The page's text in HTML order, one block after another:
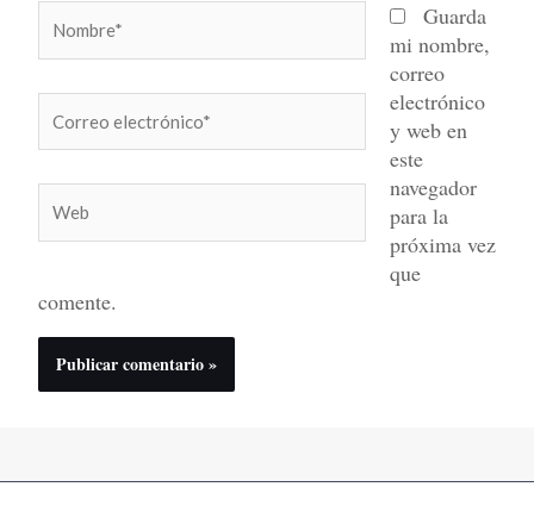
electrónico*
Guarda
mi nombre,
correo
electrónico
y web en
este
navegador
para la
próxima vez
que
comente.